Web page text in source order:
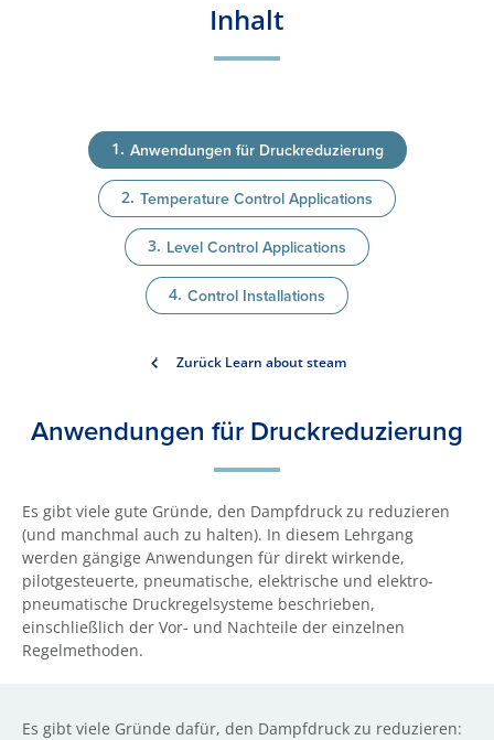
Inhalt
Anwendungen für Druckreduzierung
Temperature Control Applications
Level Control Applications
Control Installations
Zurück Learn about steam
Anwendungen für Druckreduzierung
Es gibt viele gute Gründe, den Dampfdruck zu reduzieren
(und manchmal auch zu halten). In diesem Lehrgang
werden gängige Anwendungen für direkt wirkende,
pilotgesteuerte, pneumatische, elektrische und elektro-
pneumatische Druckregelsysteme beschrieben,
einschließlich der Vor- und Nachteile der einzelnen
Regelmethoden.
Es gibt viele Gründe dafür, den Dampfdruck zu reduzieren: